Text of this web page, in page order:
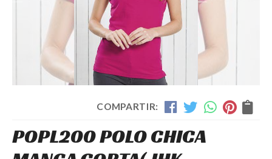
COMPARTIR:
POPL200 POLO CHICA